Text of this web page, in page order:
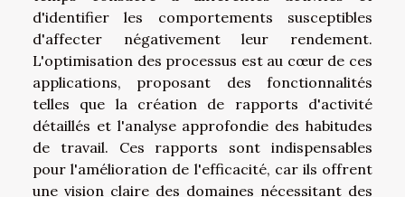
d'identifier les comportements susceptibles
d'affecter négativement leur rendement.
L'optimisation des processus est au cœur de ces
applications, proposant des fonctionnalités
telles que la création de rapports d'activité
détaillés et l'analyse approfondie des habitudes
de travail. Ces rapports sont indispensables
pour l'amélioration de l'efficacité, car ils offrent
une vision claire des domaines nécessitant des